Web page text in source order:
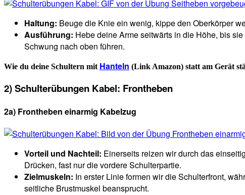
Haltung: Beuge die Knie ein wenig, kippe den Oberkörper
Ausführung: Hebe deine Arme seitwärts in die Höhe, bis
Schwung nach oben führen.
Wie du deine Schultern mit Hanteln (Link Amazon) statt am Gerät
2) Schulterübungen Kabel: Frontheben
2a) Frontheben einarmig Kabelzug
Vorteil und Nachteil: Einerseits reizen wir durch das
Drücken, fast nur die vordere Schulterpartie.
Zielmuskeln: In erster Linie formen wir die Schulterfront,
seitliche Brustmuskel beansprucht.